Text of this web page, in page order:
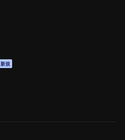
新規